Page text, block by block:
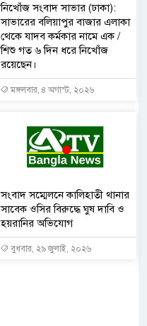
নিখোঁজ সংবাদ সাভার (ঢাকা):
সাভারের বলিয়াপুর বাজার এলাকা
থেকে যাদব কর্মকার নামে এক /
শিশু গত ৬ দিন ধরে নিখোঁজ
রয়েছেন।
মঙ্গলবার, ৪ অগাস্ট, ২০২৬
সংবাদ সম্মেলনে কালিহাতী থানার
সাবেক ওসির বিরুদ্ধে ঘুষ দাবি ও
হয়রানির অভিযোগ
বুধবার, ২৯ জুলাই, ২০২৬